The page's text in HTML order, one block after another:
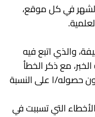
في كل موقع،
والذي اتبع فيه
مع ذكر الخطأ
حصوله/ا على النسبة
التي تسببت في